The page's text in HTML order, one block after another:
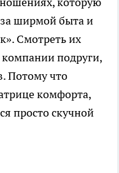
ширмой быта и
Смотреть их
подруги,
Потому что
комфорта,
просто скучной